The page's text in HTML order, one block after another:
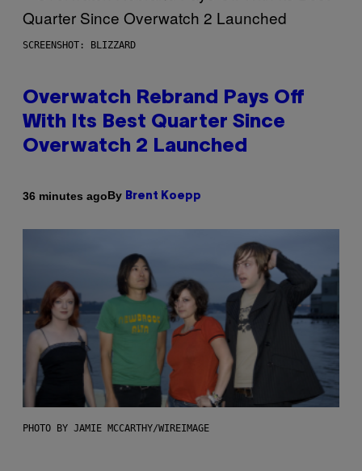
SCREENSHOT: BLIZZARD
Overwatch Rebrand Pays Off
With Its Best Quarter Since
Overwatch 2 Launched
36 minutes agoBy Brent Koepp
PHOTO BY JAMIE MCCARTHY/WIREIMAGE